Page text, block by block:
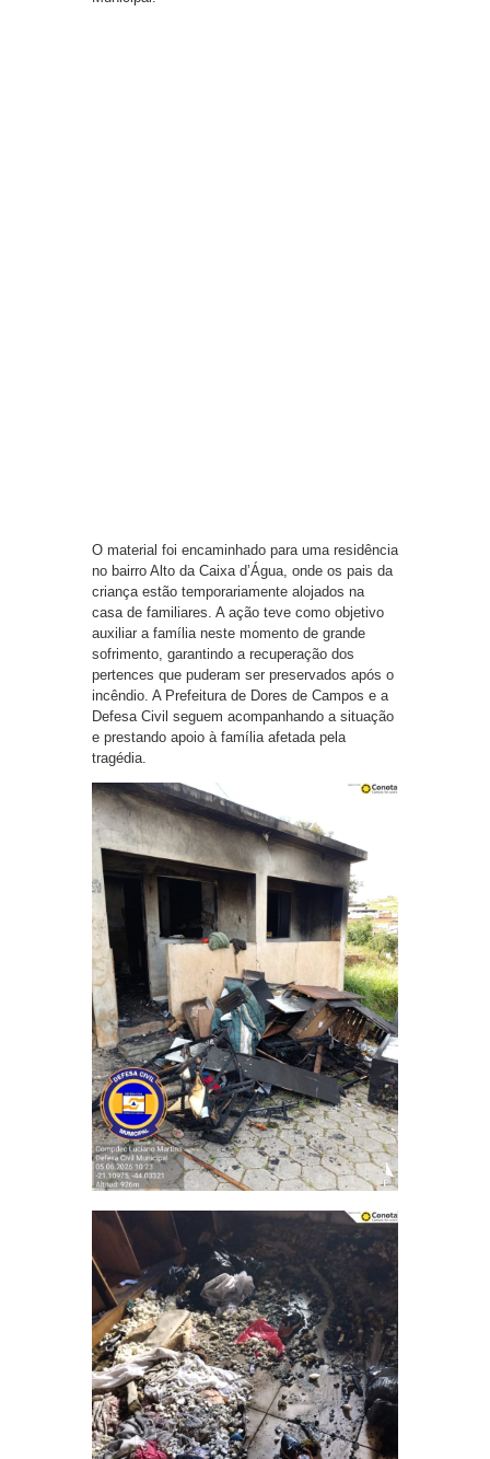
O material foi encaminhado para uma residência
no bairro Alto da Caixa d’Água, onde os pais da
criança estão temporariamente alojados na
casa de familiares. A ação teve como objetivo
auxiliar a família neste momento de grande
sofrimento, garantindo a recuperação dos
pertences que puderam ser preservados após o
incêndio. A Prefeitura de Dores de Campos e a
Defesa Civil seguem acompanhando a situação
e prestando apoio à família afetada pela
tragédia.